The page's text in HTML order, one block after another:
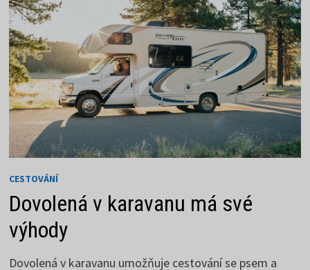
CESTOVÁNÍ
Dovolená v karavanu má své
výhody
Dovolená v karavanu umožňuje cestování se psem a